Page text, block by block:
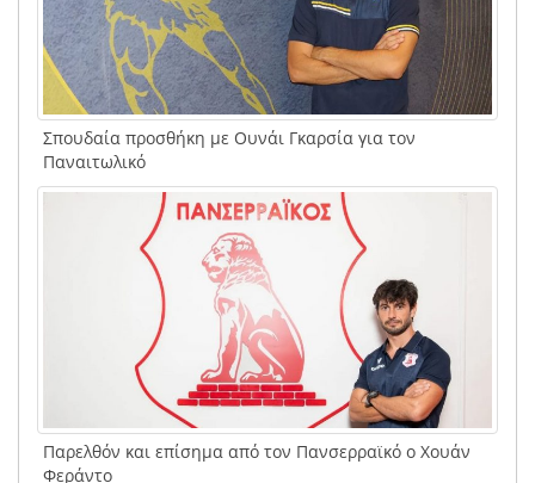
Σπουδαία προσθήκη με Ουνάι Γκαρσία για τον
Παναιτωλικό
Παρελθόν και επίσημα από τον Πανσερραϊκό ο Χουάν
Φεράντο